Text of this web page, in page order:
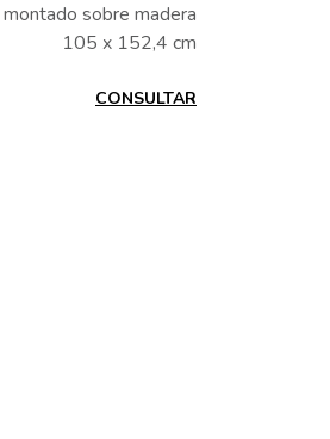
sobre madera
105 x 152,4 cm
CONSULTAR